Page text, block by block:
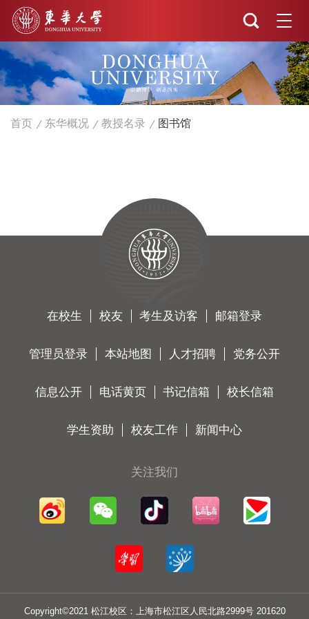
首页 东华概况 教授名录 图书馆
在校生 校友 考生及访客 邮箱登录
管理员登录 本站地图 人才招聘 党务公开
信息公开 电话黄页 书记信箱 校长信箱
学生资助 校友工作 新闻中心
关注我们
Copyright©2021 松江校区：上海市松江区人民北路2999号 201620